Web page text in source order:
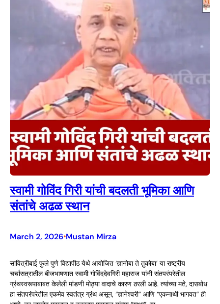
स्वामी गोविंद गिरी यांची बदलती भूमिका आणि
संतांचे अढळ स्थान
March 2, 2026•Mustan Mirza
सावित्रीबाई फुले पुणे विद्यापीठ येथे आयोजित ‘ज्ञानोबा ते तुकोबा’ या राष्ट्रीय
चर्चासत्रातील बीजभाषणात स्वामी गोविंददेवगिरी महाराज यांनी संतपरंपरेतील
ग्रंथस्वरूपाबाबत केलेली मांडणी मोठ्या वादाचे कारण ठरली आहे. त्यांच्या मते, दासबोध
हा संतपरंपरेतील एकमेव स्वतंत्र ग्रंथ असून, “ज्ञानेश्वरी” आणि “एकनाथी भागवत” ही